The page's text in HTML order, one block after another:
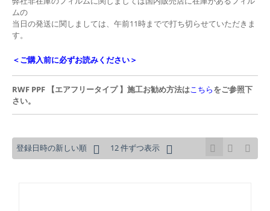
ムの
当日の発送に関しましては、午前11時までで打ち切らせていただきま
す。
＜ご購入前に必ずお読みください＞
RWF PPF 【エアフリータイプ 】施工お勧め方法はこちらをご参照下
さい。
登録日時の新しい順 12 件ずつ表示